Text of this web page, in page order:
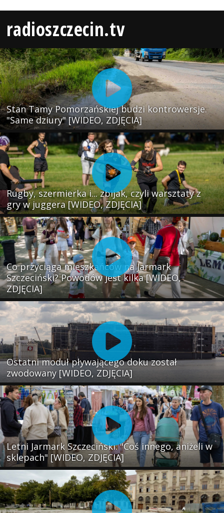
radioszczecin.tv
Stan Tamy Pomorzańskiej budzi kontrowersje.
"Same dziury" [WIDEO, ZDJĘCIA]
Rugby, szermierka i... zbijak, czyli warsztaty z
gry w juggera [WIDEO, ZDJĘCIA]
Co przyciąga mieszkańców na Jarmark
Szczeciński? Powodów jest kilka [WIDEO,
ZDJĘCIA]
Ostatni moduł pływającego doku został
zwodowany [WIDEO, ZDJĘCIA]
Letni Jarmark Szczeciński. "Coś innego, aniżeli w
sklepach" [WIDEO, ZDJĘCIA]